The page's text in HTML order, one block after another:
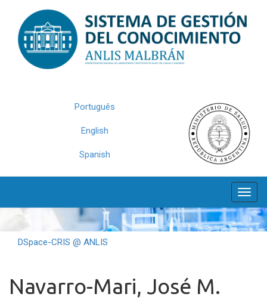
navigation
Português
English
Spanish
DSpace-CRIS @ ANLIS
Navarro-Mari, José M.